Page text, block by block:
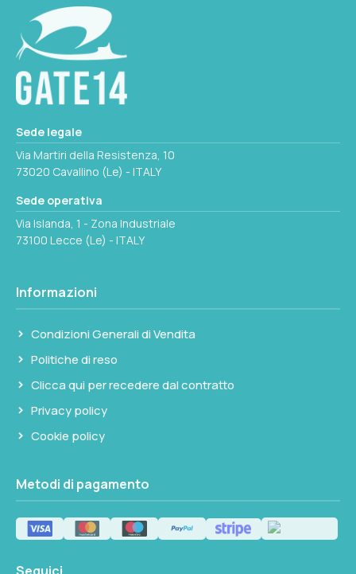
Sede legale
Via Martiri della Resistenza, 10
73020 Cavallino (Le) - ITALY
Sede operativa
Via Islanda, 1 - Zona Industriale
73100 Lecce (Le) - ITALY
Informazioni
Condizioni Generali di Vendita
Politiche di reso
Clicca qui per recedere dal contratto
Privacy policy
Cookie policy
Metodi di pagamento